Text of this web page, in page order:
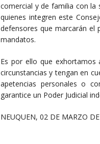
comercial y de familia con la
quienes integren este
defensores que marcarán el
mandatos.
Es por ello que exhortamos
circunstancias y tengan en
apetencias personales o
garantice un Poder Judicial
NEUQUEN, 02 DE MARZO
RICHARD